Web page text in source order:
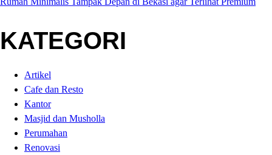
KATEGORI
Artikel
Cafe dan Resto
Kantor
Masjid dan Musholla
Perumahan
Renovasi